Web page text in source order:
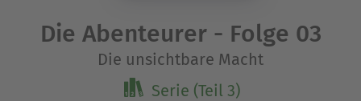
Die Abenteurer - Folge 03
Die unsichtbare Macht
Serie (Teil 3)